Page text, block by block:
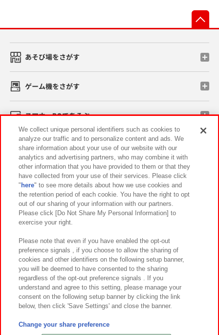
あそび場をさがす
ゲーム機をさがす
スマホ・PCであそぶ
イベント・キャンペーン
関連会社 サステナビリティ サイトポリシー
プライバシーポリシー ウェブアクセシビリティ方針と検証結果
お取引先さまとともに
カスタマーハラスメント対応方針 よくあるご質問・お問い合わせ
©Bandai Namco Amusement Inc.
©Bandai Namco Amusement Lab Inc.
We collect unique personal identifiers such as cookies to
analyze our traffic and to personalize content and ads. We
share information about your use of our website with our
analytics and advertising partners, who may combine it with
other information that you have provided to them or that they
have collected from your use of their services. Please click
" here" to see more details about how we use cookies and
the retention period of each cookie. You have the right to opt
out of our sharing of your information with our partners.
Please click [Do Not Share My Personal Information] to
exercise your right.
Please note that even if you have enabled the opt-out
preference signals , if you choose to allow the sharing of
cookies and other identifiers on the following setup banner,
you will be deemed to have consented to the sharing
regardless of the opt-out preference signals . If you
understand and agree to this setting, please manage your
consent on the following setup banner by clicking the link
below, then click 'Save Settings' and close the banner.
Change your share preference